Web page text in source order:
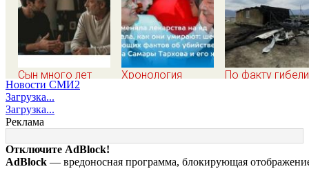
Сын много лет
стыдился простой
работы отца, пока
не узнал, ради чего
тот отказался от
карьеры - история
одной семьи
Хронология
жены: шесть
шокирующих
фактов, новые
По факту гибели
уголовное дело
Новости СМИ2
Загрузка...
Загрузка...
Реклама
Отключите AdBlock!
AdBlock — вредоносная программа, блокирующая